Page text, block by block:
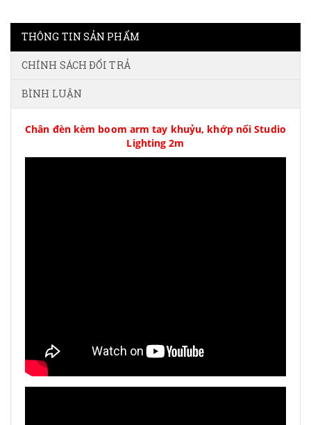
THÔNG TIN SẢN PHẨM
CHÍNH SÁCH ĐỔI TRẢ
BÌNH LUẬN
Chân đèn kèm boom arm tay khuỷu, khớp nối Studio
Lighting 2m